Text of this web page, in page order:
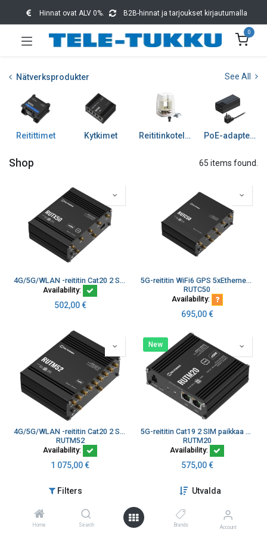
Filters Utvalda
Home Search Brands Account
Hinnat ovat ALV 0%. B2B-hinnat ja tarjoukset kirjautumalla
0
Nätverksprodukter See All
Reitittimet Kytkimet Reititinkotelot ja tarv PoE-adapterit
Shop 65 items found.
4G/5G/WLAN -reititin Cat20 2 SIM paikkaa, GPS
Availability:
502,00€
5G-reititin WiFi6 GPS 5xEthernet 2xSIM CAT20
RUTC50
Availability:
695,00€
4G/5G/WLAN -reititin Cat20 2 SIM paikkaa, GPS, load balancing
RUTM52
Availability:
1 075,00€
New
5G-reititin Cat19 2 SIM paikkaa eSIM WiFi Global version
RUTM20
Availability:
575,00€